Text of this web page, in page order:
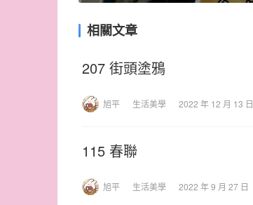
相關文章
207 街頭塗鴉
旭平 生活美學 2022 年 12 月 13 日
115 春聯
旭平 生活美學 2022 年 9 月 27 日